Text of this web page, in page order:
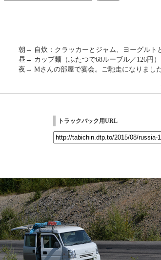
朝→ 自炊：クラッカーとジャム、ヨーグルト
昼→ カップ麺（ふたつで68ルーブル／126円）
夜→ Mさんの部屋で宴会。ご馳走になりまし
トラックバック用URL